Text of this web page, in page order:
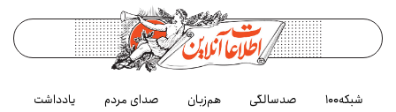
شبکه۱۰۰ صدسالگی هم‌زبان صدای مردم
یادداشت